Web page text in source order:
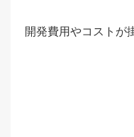
開発費用やコストが